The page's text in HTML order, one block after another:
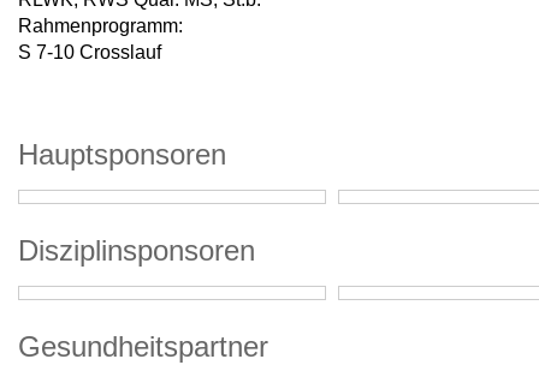
Rahmenprogramm:
S 7-10 Crosslauf
Hauptsponsoren
Disziplinsponsoren
Gesundheitspartner